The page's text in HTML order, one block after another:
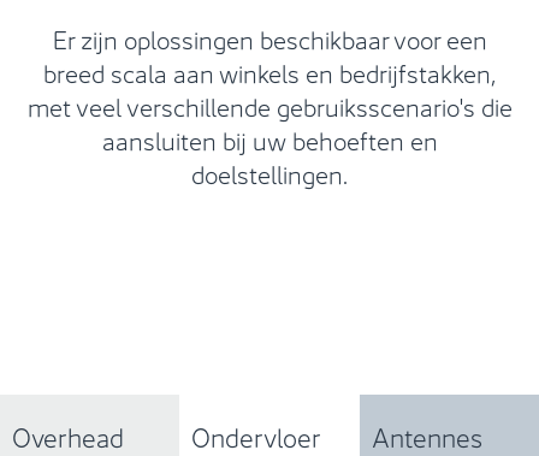
Er zijn oplossingen beschikbaar voor een
breed scala aan winkels en bedrijfstakken,
met veel verschillende gebruiksscenario's die
aansluiten bij uw behoeften en
doelstellingen.
Overhead Ondervloer Antennes